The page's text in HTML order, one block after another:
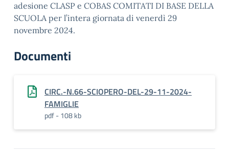
adesione CLASP e COBAS COMITATI DI BASE DELLA
SCUOLA per l’intera giornata di venerdì 29
novembre 2024.
Documenti
CIRC.-N.66-SCIOPERO-DEL-29-11-2024-
FAMIGLIE
pdf - 108 kb